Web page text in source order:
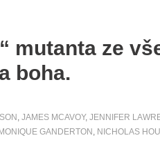
mutanta ze
boha.
, JAMES MCAVOY, JENNIFER
MONIQUE GANDERTON , NICHOLAS